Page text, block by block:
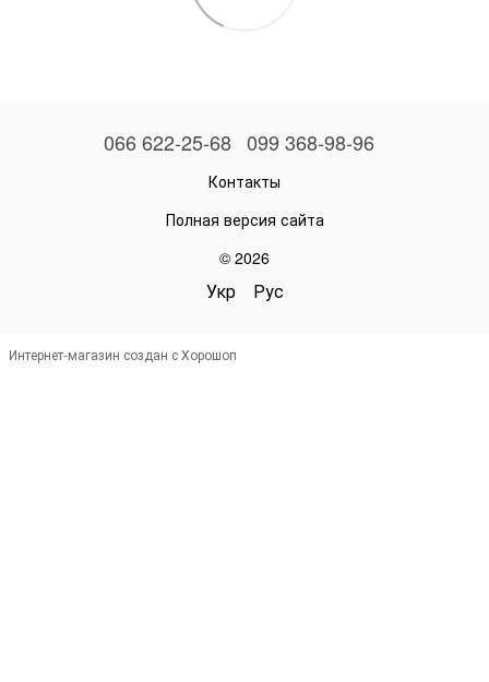
066 622-25-68 099 368-98-96
Контакты
Полная версия сайта
© 2026
Укр Рус
Интернет-магазин создан с Хорошоп